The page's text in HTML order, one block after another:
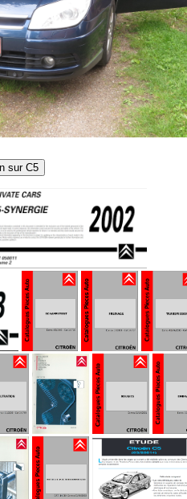
Toute la liste de documentation sur C5